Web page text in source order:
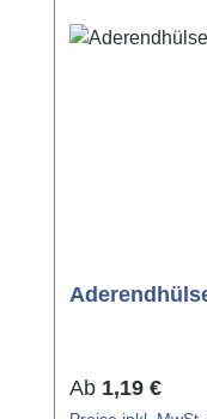
Regulärer
Ab 1,19 €